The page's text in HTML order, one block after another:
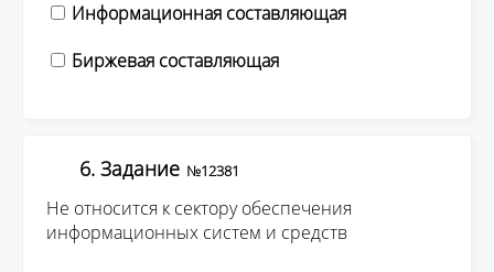
Информационная составляющая
Биржевая составляющая
6. Задание №12381
Не относится к сектору обеспечения
информационных систем и средств